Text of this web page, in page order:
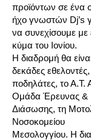
προϊόντων σε ένα
ήχο γνωστών Dj’s
να συνεχίσουμε
κύμα του Ιονίου.
Η διαδρομή θα
δεκάδες εθελοντές,
ποδηλάτες, το Α.Τ.
Ομάδα Έρευνας &
Διάσωσης, τη
Νοσοκομείου
Μεσολογγίου. Η